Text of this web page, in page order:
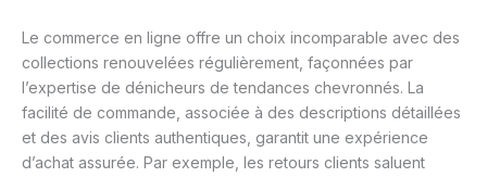
Le commerce en ligne offre un choix incomparable avec des
collections renouvelées régulièrement, façonnées par
l’expertise de dénicheurs de tendances chevronnés. La
facilité de commande, associée à des descriptions détaillées
et des avis clients authentiques, garantit une expérience
d’achat assurée. Par exemple, les retours clients saluent